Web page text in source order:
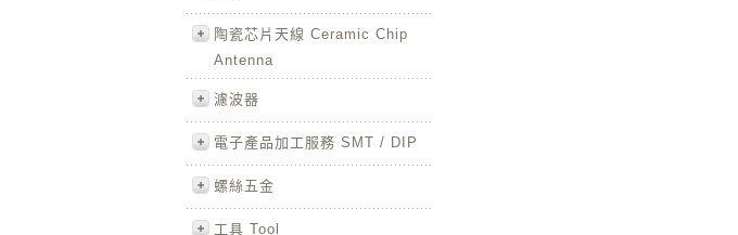
陶瓷芯片天線 Ceramic Chip
Antenna
濾波器
電子產品加工服務 SMT / DIP
螺絲五金
工具 Tool